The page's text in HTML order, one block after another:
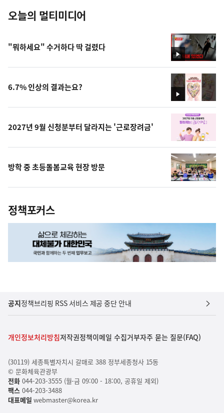
오늘의 멀티미디어
영
상
"뭐하세요" 수거하다 딱 걸렸다
영
상
6.7% 인상의 결과는요?
2027년 9월 신청분부터 달라지는 '근로장려금'
방학 중 초등돌봄교육 현장 방문
정책포커스
공지정책브리핑 RSS 서비스 제공 중단 안내
개인정보처리방침저작권정책이메일 수집거부자주 묻는 질문(FAQ)
(30119) 세종특별자치시 갈매로 388 정부세종청사 15동
© 문화체육관광부
전화044-203-3555 (월-금 09:00 - 18:00, 공휴일 제외)
팩스 044-203-3488
대표메일 webmaster@korea.kr